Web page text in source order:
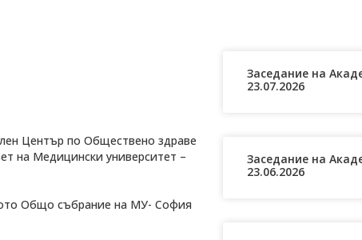
Център по Обществено здраве
на Медицински университет –
Общо събрание на МУ- София
Заседание на
23.07.2026
Заседание на
23.06.2026